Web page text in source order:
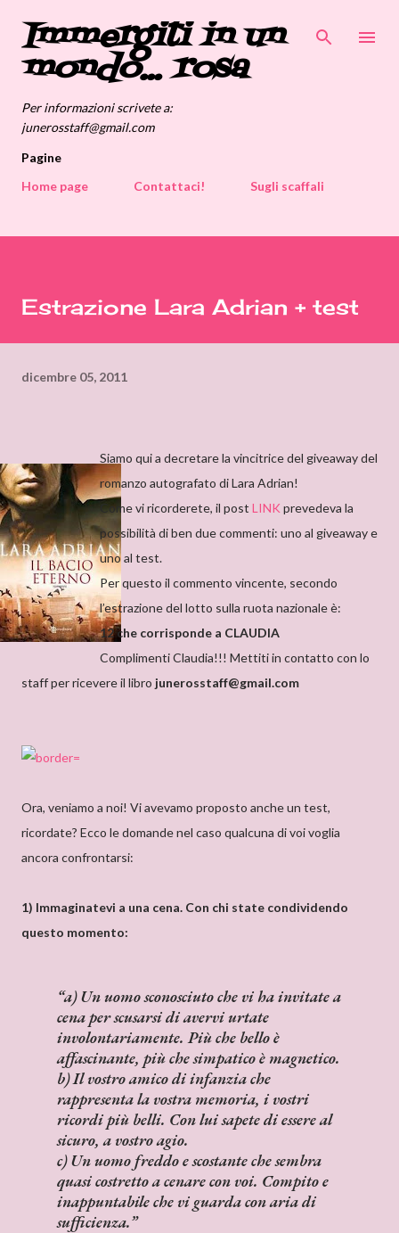
Passa ai contenuti principali
Immergiti in un
mondo... rosa
Per informazioni scrivete a:
junerosstaff@gmail.com
Pagine
Home page
Contattaci! Sugli scaffali
Estrazione Lara Adrian + test
dicembre 05, 2011
Siamo qui a decretare la vincitrice del giveaway del
romanzo autografato di Lara Adrian!
Come vi ricorderete, il post LINK prevedeva la
possibilità di ben due commenti: uno al giveaway e
uno al test.
Per questo il commento vincente, secondo
l’estrazione del lotto sulla ruota nazionale è:
12 che corrisponde a CLAUDIA
Complimenti Claudia!!! Mettiti in contatto con lo
staff per ricevere il libro junerosstaff@gmail.com
Ora, veniamo a noi! Vi avevamo proposto anche un test,
ricordate? Ecco le domande nel caso qualcuna di voi voglia
ancora confrontarsi:
1) Immaginatevi a una cena. Con chi state condividendo
questo momento:
a) Un uomo sconosciuto che vi ha invitate a
cena per scusarsi di avervi urtate
involontariamente. Più che bello è
affascinante, più che simpatico è magnetico.
b) Il vostro amico di infanzia che
rappresenta la vostra memoria, i vostri
ricordi più belli. Con lui sapete di essere al
sicuro, a vostro agio.
c) Un uomo freddo e scostante che sembra
quasi costretto a cenare con voi. Compito e
inappuntabile che vi guarda con aria di
sufficienza.